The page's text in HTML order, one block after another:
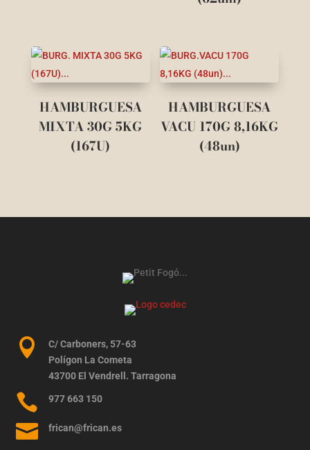
HAMBURGUESA
MIXTA 30G 5KG
(167U)
HAMBURGUESA
VACU 170G 8,16KG
(48un)

C/ Carboners, 57-63
Polígon La Cometa
43700 El Vendrell. Tarragona
 977 663 150
 frican@frican.es